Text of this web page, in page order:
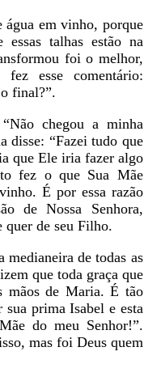
água em vinho, porque
talhas estão na
foi o melhor,
esse comentário:
final?”.
chegou a minha
disse: “Fazei tudo que
que Ele iria fazer algo
fez o que Sua Mãe
É por essa razão
de Nossa Senhora,
quer de seu Filho.
medianeira de todas as
que toda graça que
mãos de Maria. É tão
prima Isabel e esta
do meu Senhor!”.
mas foi Deus quem